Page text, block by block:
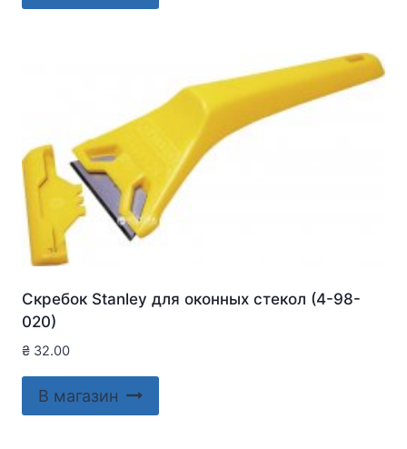
Скребок Stanley для оконныx стекол (4-98-
020)
₴ 32.00
В магазин